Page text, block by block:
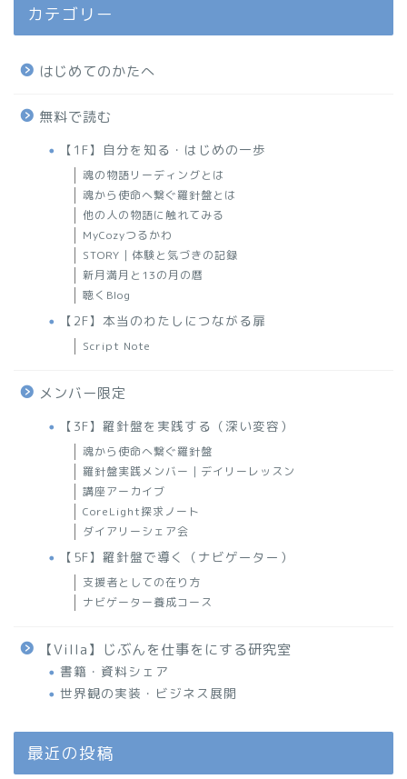
カテゴリー
はじめてのかたへ
無料で読む
【1F】自分を知る・はじめの一歩
魂の物語リーディングとは
魂から使命へ繋ぐ羅針盤とは
他の人の物語に触れてみる
MyCozyつるかわ
STORY｜体験と気づきの記録
新月満月と13の月の暦
聴くBlog
【2F】本当のわたしにつながる扉
Script Note
メンバー限定
【3F】羅針盤を実践する（深い変容）
魂から使命へ繋ぐ羅針盤
羅針盤実践メンバー｜デイリーレッスン
講座アーカイブ
CoreLight探求ノート
ダイアリーシェア会
【5F】羅針盤で導く（ナビゲーター）
支援者としての在り方
ナビゲーター養成コース
【Villa】じぶんを仕事をにする研究室
書籍・資料シェア
世界観の実装・ビジネス展開
最近の投稿